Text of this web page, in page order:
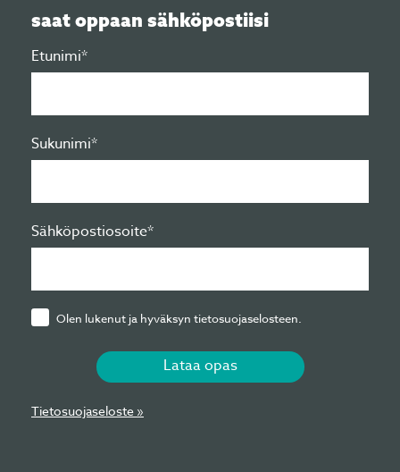
saat oppaan sähköpostiisi
Etunimi*
Sukunimi*
Sähköpostiosoite*
Olen lukenut ja hyväksyn tietosuojaselosteen.
Lataa opas
Tietosuojaseloste »